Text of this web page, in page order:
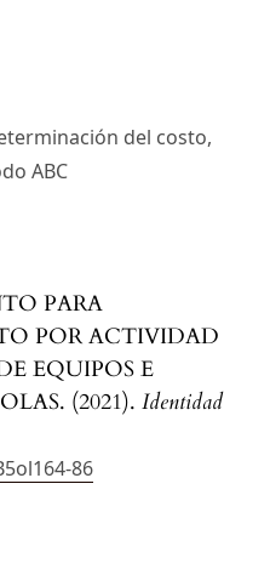
del costo,
ABC
PARA
POR ACTIVIDAD
EQUIPOS E
(2021). Identidad
86